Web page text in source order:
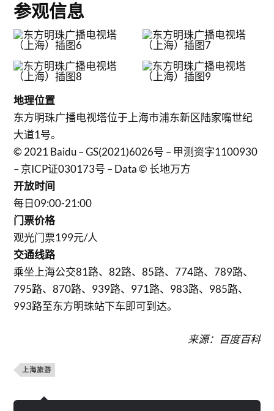
参观信息
地理位置
东方明珠广播电视塔位于上海市浦东新区陆家嘴世纪
大道1号。
© 2021 Baidu – GS(2021)6026号 – 甲测资字1100930
– 京ICP证030173号 – Data © 长地万方
开放时间
每日09:00-21:00
门票价格
观光门票199元/人
交通线路
乘坐上海公交81路、82路、85路、774路、789路、
795路、870路、939路、971路、983路、985路、
993路至东方明珠站下车即可到达。
来源：百度百科
上海旅游